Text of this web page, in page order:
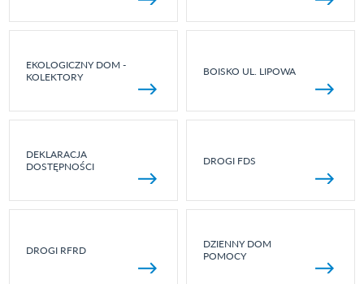
EKOLOGICZNY DOM -
KOLEKTORY
BOISKO UL. LIPOWA
DEKLARACJA
DOSTĘPNOŚCI
DROGI FDS
DROGI RFRD
DZIENNY DOM
POMOCY